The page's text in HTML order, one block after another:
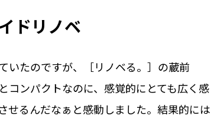
ドリノベ
いたのですが、［リノベる。］の蔵前
コンパクトなのに、感覚的にとても広く感
せるんだなぁと感動しました。結果的には